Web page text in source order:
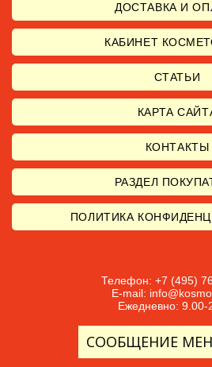
ДОСТАВКА И
КАБИНЕТ
СТАТЬИ
КАРТА
КОНТАКТЫ
РАЗДЕЛ
ПОЛИТИКА
Телефон: +7 (495)
E-mail:
Ежедневно: 9.00-
СООБЩЕНИЕ